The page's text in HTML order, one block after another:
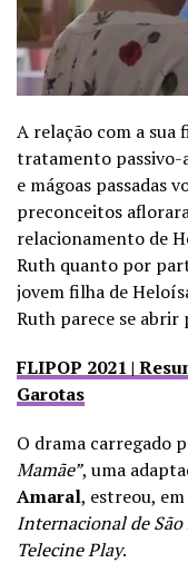
A relação com a sua
tratamento passivo-
e mágoas passadas
preconceitos
relacionamento de
Ruth quanto por
jovem filha de
Ruth parece se abrir
FLIPOP 2021 |
Garotas
O drama carregado
Mamãe”, uma
Amaral, estreou,
Internacional de São
Telecine Play.